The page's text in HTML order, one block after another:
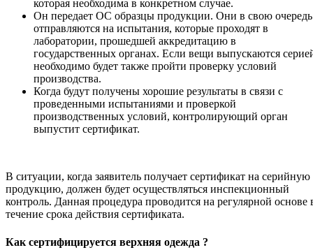
которая необходима в конкретном случае.
Он передает ОС образцы продукции. Они в свою очередь
отправляются на испытания, которые проходят в
лаборатории, прошедшей аккредитацию в
государственных органах. Если вещи выпускаются
необходимо будет также пройти проверку условий
производства.
Когда будут получены хорошие результаты в связи с
проведенными испытаниями и проверкой
производственных условий, контролирующий орган
выпустит сертификат.
В ситуации, когда заявитель получает сертификат на серийную
продукцию, должен будет осуществляться инспекционный
контроль. Данная процедура проводится на регулярной основе
течение срока действия сертификата.
Как сертифицируется верхняя одежда ?